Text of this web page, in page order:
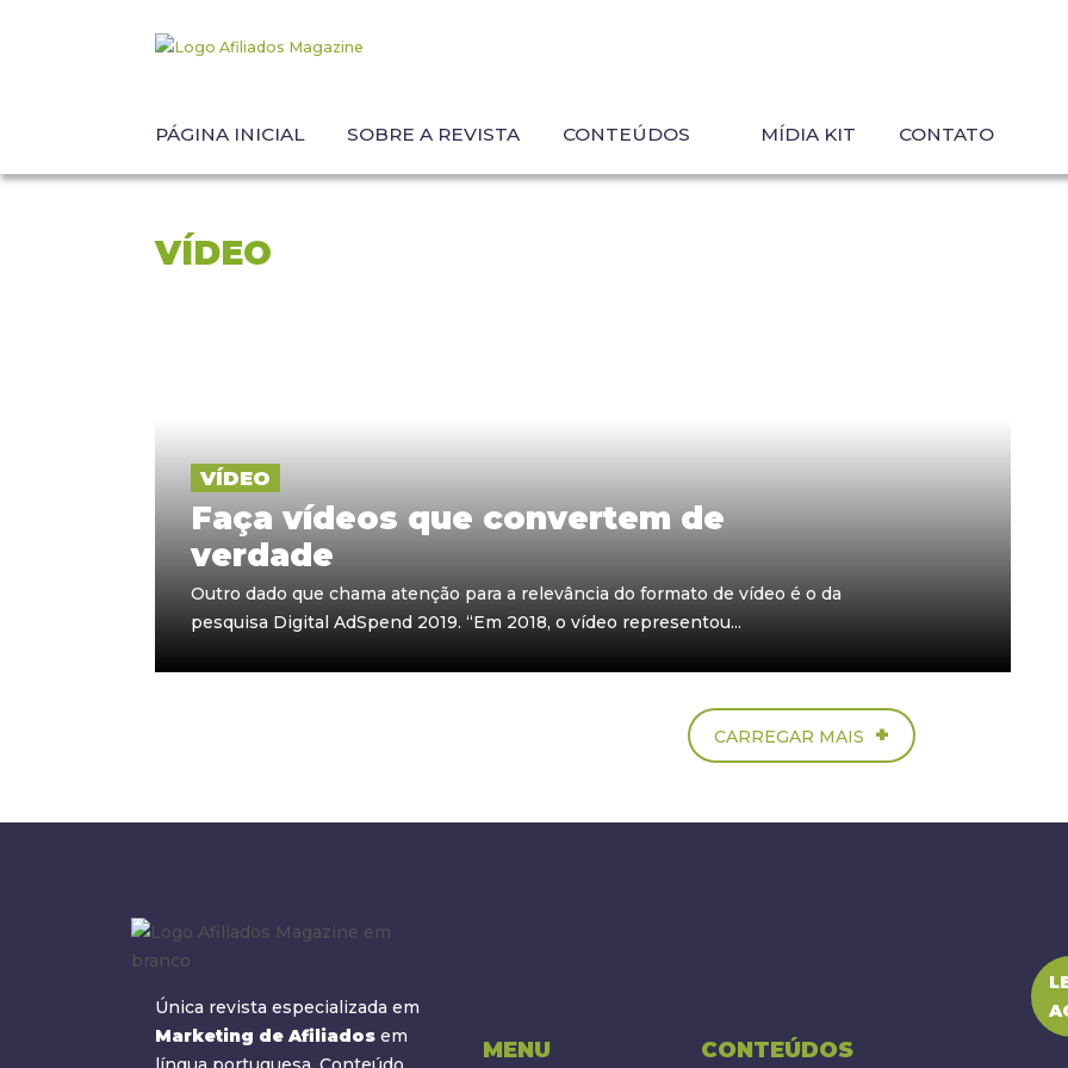
PÁGINA INICIAL SOBRE A REVISTA CONTEÚDOS MÍDIA KIT CONTATO
VÍDEO
VÍDEO
Faça vídeos que convertem de
verdade
Outro dado que chama atenção para a relevância do formato de vídeo é o da
pesquisa Digital AdSpend 2019. “Em 2018, o vídeo representou...
CARREGAR MAIS +
Única revista especializada em
Marketing de Afiliados em
MENU CONTEÚDOS